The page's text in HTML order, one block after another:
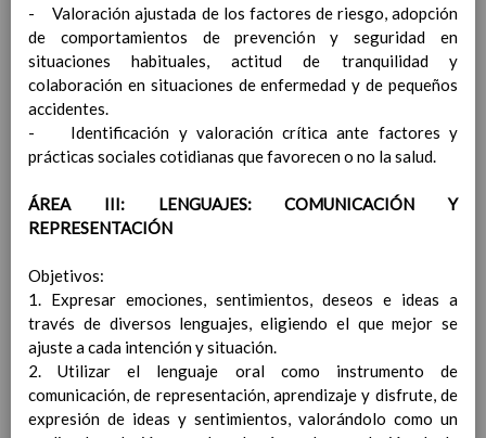
DESARROLLO DEL TELETRABAJO
EN EL DOMICILIO EN SITUACIONES
TEMPORALES Y
EXTRAORDINARIAS
curso 20-21
CENTRO
curso 20-21
ANEXO VI. RECOMENDACIONES Y
ANEXO VII . LISTADO DE CORREOS
DELEGACIONES
curso 20-21
ANEXO VIII. PROTOCOLOS Y
NORMATIVA
ANEXO IX. PLAN REFORZADO L+D
(POR SADECO)
curso 20-21
ANEXO X. PLAN COVID COMEDOR
- Valoración ajustada de los factores de riesgo, adopción
de comportamientos de prevención y seguridad en
situaciones habituales, actitud de tranquilidad y
colaboración en situaciones de enfermedad y de pequeños
accidentes.
- Identificación y valoración crítica ante factores y
prácticas sociales cotidianas que favorecen o no la salud.
ÁREA III: LENGUAJES: COMUNICACIÓN Y
REPRESENTACIÓN
Objetivos:
1. Expresar emociones, sentimientos, deseos e ideas a
través de diversos lenguajes, eligiendo el que mejor se
ajuste a cada intención y situación.
2. Utilizar el lenguaje oral como instrumento de
comunicación, de representación, aprendizaje y disfrute, de
expresión de ideas y sentimientos, valorándolo como un